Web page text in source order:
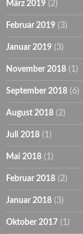
März 2019 (2)
Februar 2019 (3)
Januar 2019 (3)
November 2018 (1)
September 2018 (6)
August 2018 (2)
Juli 2018 (1)
Mai 2018 (1)
Februar 2018 (2)
Januar 2018 (3)
Oktober 2017 (1)